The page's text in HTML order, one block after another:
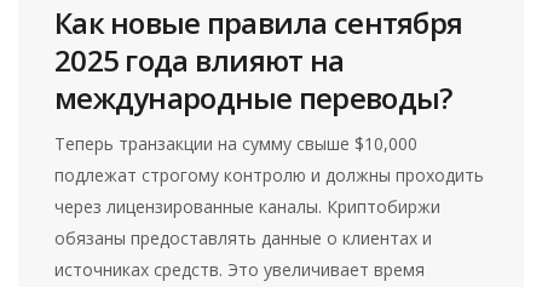
Как новые правила сентября
2025 года влияют на
международные переводы?
Теперь транзакции на сумму свыше $10,000
подлежат строгому контролю и должны проходить
через лицензированные каналы. Криптобиржи
обязаны предоставлять данные о клиентах и
источниках средств. Это увеличивает время